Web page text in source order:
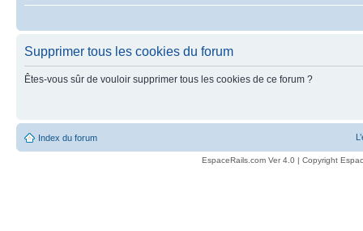
Supprimer tous les cookies du forum
Êtes-vous sûr de vouloir supprimer tous les cookies de ce forum ?
Index du forum
EspaceRails.com Ver 4.0 | Copyright